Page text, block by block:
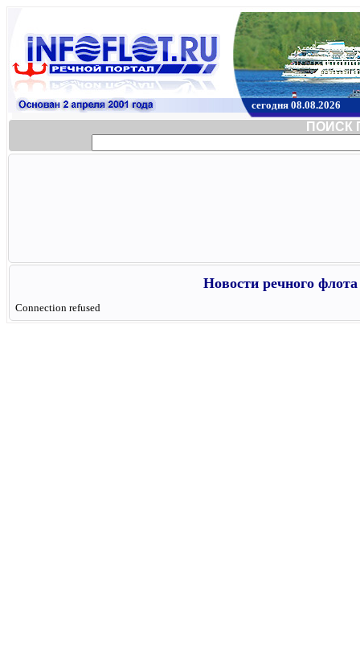
сегодня 08.08.2026
ПОИСК
Новости речного
Connection refused